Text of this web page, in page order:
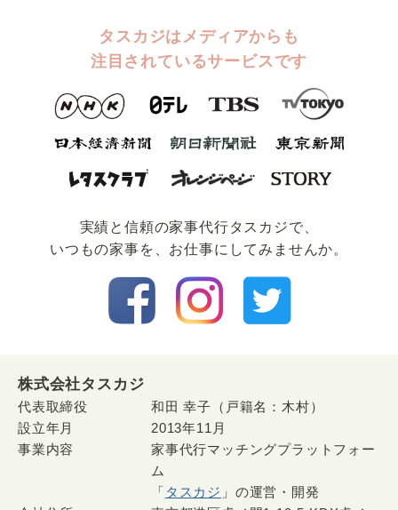
タスカジはメディアからも
注目されているサービスです
実績と信頼の家事代⾏タスカジで、
いつもの家事を、お仕事にしてみませんか。
株式会社タスカジ
代表取締役
和田 幸子（戸籍名：木村）
設立年月
2013年11月
事業内容
家事代行マッチングプラットフォー
ム
「 タスカジ 」の運営・開発